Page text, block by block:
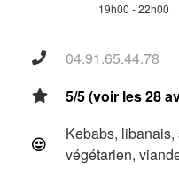
19h00 - 22h00
04.91.65.44.78
5/5 (voir les 28
Kebabs,
végétarien,